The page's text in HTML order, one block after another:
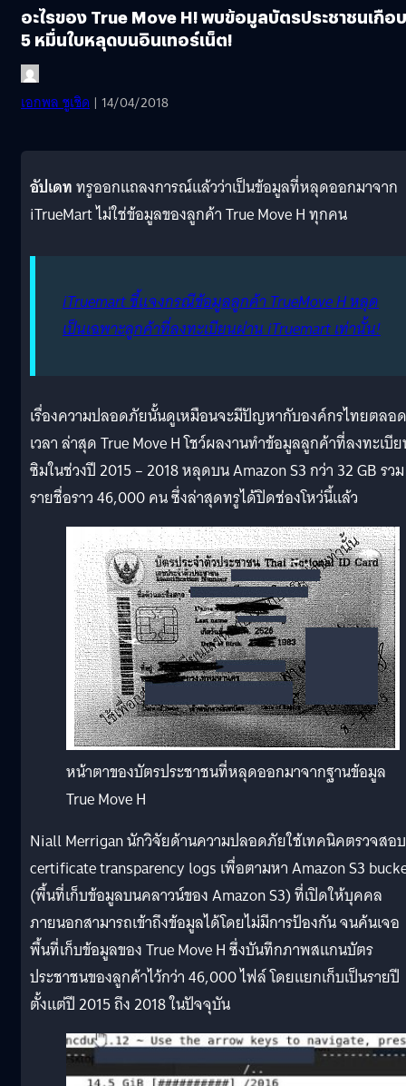
อะไรของ True Move H! พบข้อมูลบัตรประชาชนเกือบ
5 หมื่นใบหลุดบนอินเทอร์เน็ต!
เอกพล ชูเชิด | 14/04/2018
อัปเดททรูออกแถลงการณ์แล้วว่าเป็นข้อมูลที่หลุดออกมาจาก
iTrueMart ไม่ใช่ข้อมูลของลูกค้า True Move H ทุกคน
iTruemart ชี้แจงกรณีข้อมูลลูกค้า TrueMove H หลุด
เป็นเฉพาะลูกค้าที่ลงทะเบียนผ่าน iTruemart เท่านั้น!
เรื่องความปลอดภัยนั้นดูเหมือนจะมีปัญหากับองค์กรไทยตลอด
เวลา ล่าสุด True Move H โชว์ผลงานทำข้อมูลลูกค้าที่ลงทะเบี
ซิมในช่วงปี 2015 – 2018 หลุดบน Amazon S3 กว่า 32 GB รวม
รายชื่อราว 46,000 คน ซึ่งล่าสุดทรูได้ปิดช่องโหว่นี้แล้ว
หน้าตาของบัตรประชาชนที่หลุดออกมาจากฐานข้อมูล
True Move H
Niall Merrigan นักวิจัยด้านความปลอดภัยใช้เทคนิคตรวจสอบ
certificate transparency logs เพื่อตามหา Amazon S3
(พื้นที่เก็บข้อมูลบนคลาวน์ของ Amazon S3) ที่เปิดให้บุคคล
ภายนอกสามารถเข้าถึงข้อมูลได้โดยไม่มีการป้องกัน จนค้นเจอ
พื้นที่เก็บข้อมูลของ True Move H ซึ่งบันทึกภาพสแกนบัตร
ประชาชนของลูกค้าไว้กว่า 46,000 ไฟล์ โดยแยกเก็บเป็นรายปี
ตั้งแต่ปี 2015 ถึง 2018 ในปัจจุบัน